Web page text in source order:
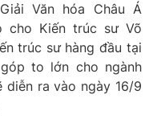
Văn hóa Châu Á
cho Kiến trúc sư Võ
trúc sư hàng đầu tại
to lớn cho ngành
diễn ra vào ngày 16/9